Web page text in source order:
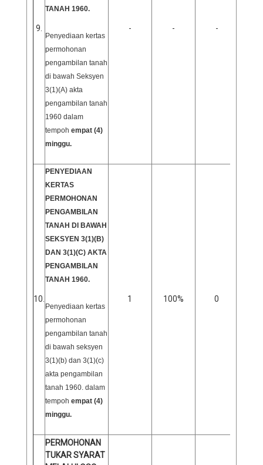
9.
TANAH 1960.
Penyediaan kertas
permohonan
pengambilan tanah
di bawah Seksyen
3(1)(A) akta
pengambilan tanah
1960 dalam
tempoh empat (4)
minggu.
- - -
10.
PENYEDIAAN
KERTAS
PERMOHONAN
PENGAMBILAN
TANAH DI BAWAH
SEKSYEN 3(1)(B)
DAN 3(1)(C) AKTA
PENGAMBILAN
TANAH 1960.
Penyediaan kertas
permohonan
pengambilan tanah
di bawah seksyen
3(1)(b) dan 3(1)(c)
akta pengambilan
tanah 1960. dalam
tempoh empat (4)
minggu.
1 100% 0
PERMOHONAN
TUKAR SYARAT